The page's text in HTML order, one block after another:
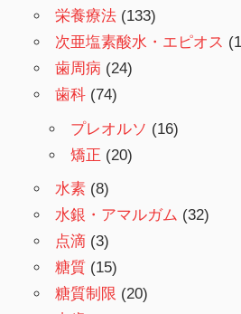
栄養療法 (133)
次亜塩素酸水・エピオス
歯周病 (24)
歯科 (74)
プレオルソ (16)
矯正 (20)
水素 (8)
水銀・アマルガム (32)
点滴 (3)
糖質 (15)
糖質制限 (20)